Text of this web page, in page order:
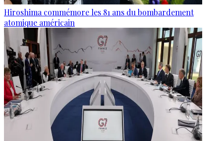
Hiroshima commémore les 81 ans du bombardement
atomique américain